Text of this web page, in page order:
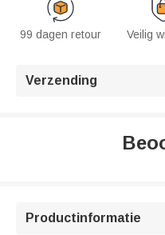
99 dagen retour Veilig
Verzending
Productinformatie